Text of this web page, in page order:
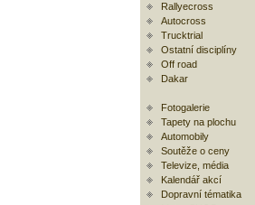
Rallyecross
Autocross
Trucktrial
Ostatní disciplíny
Off road
Dakar
Fotogalerie
Tapety na plochu
Automobily
Soutěže o ceny
Televize, média
Kalendář akcí
Dopravní tématika